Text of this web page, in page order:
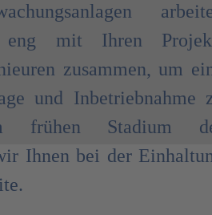
eng mit Ihren
zusammen, um
und Inbetriebnahme
frühen Stadium
Ihnen bei der